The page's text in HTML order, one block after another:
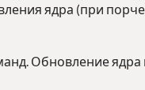
ядра (при
Обновление